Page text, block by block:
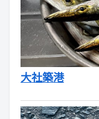
大社築港